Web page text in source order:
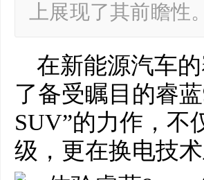
上展现了其前瞻
在新能源汽车
了备受瞩目的睿
SUV”的力作，不
级，更在换电技